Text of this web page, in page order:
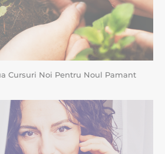
Cursuri Noi Pentru Noul Pamant